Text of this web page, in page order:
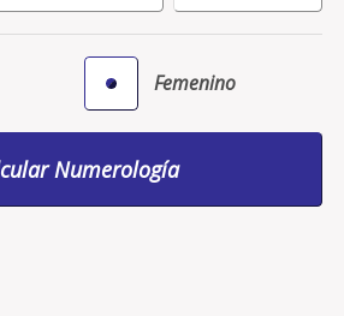
Femenino